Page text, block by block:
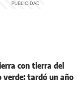
con tierra del
verde: tardó un año